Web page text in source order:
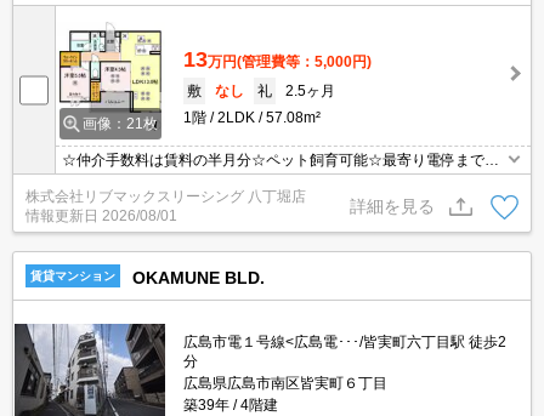
画像：21枚
13万円(管理費等：5,000円)
敷
なし 礼
2.5ヶ月
1階
2LDK 57.08m²
☆仲介手数料は賃料の半月分☆ペット飼育可能☆最寄り電停まで徒
機能や浴室乾燥機など人気の室内設備充実☆近隣にスーパーやコン
ビニがあり住環境良好です☆便利な宅配ボックスあり☆彡
株式会社リブマックスリーシング 八丁堀店
情報更新日 2026/08/01
詳細を見る
賃貸マンション OKAMUNE BLD.
広島市電１号線<広島電･･･/皆実町六丁目駅 徒歩2
分
広島県広島市南区皆実町６丁目
築39年
4階建